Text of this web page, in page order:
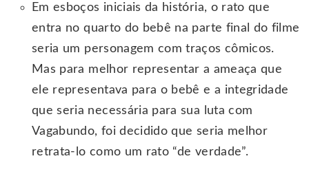
Em esboços iniciais da história, o rato que
entra no quarto do bebê na parte final do filme
seria um personagem com traços cômicos.
Mas para melhor representar a ameaça que
ele representava para o bebê e a integridade
que seria necessária para sua luta com
Vagabundo, foi decidido que seria melhor
retrata-lo como um rato “de verdade”.